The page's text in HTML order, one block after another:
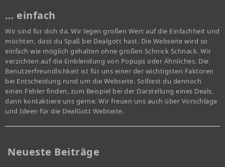
… einfach
Wir sind für dich da. Wir legen großen Wert auf die Einfachheit und
möchten, dass du Spaß bei Dealgott hast. Die Webseite wird so
einfach wie möglich gehalten ohne großen Schnick Schnack. Wir
verzichten auf die Einblendung von Popups oder Ähnliches. Die
Benutzerfreundlichkeit ist für uns einer der wichtigsten Faktoren
bei Entscheidung rund um die Webseite. Solltest du dennoch
einen Fehler finden, zum Beispiel bei der Darstellung eines Deals,
dann kontaktiere uns gerne. Wir freuen uns auch über Vorschläge
und Ideen für die DealGott Webseite.
Neueste Beiträge